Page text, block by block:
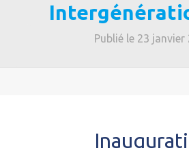
Publié le 23 janvier